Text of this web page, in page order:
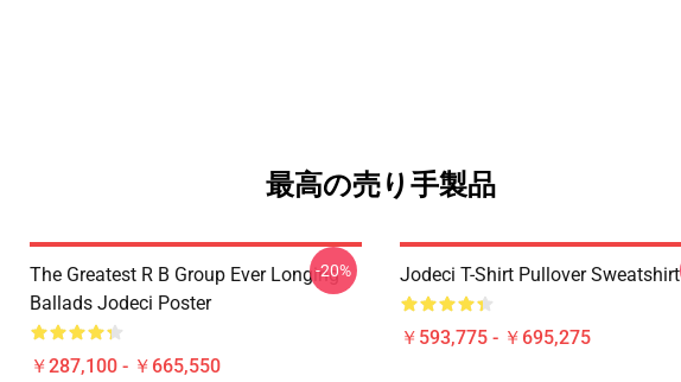
最高の売り手製品
The Greatest R B Group Ever Longing
Ballads Jodeci Poster
￥287,100 - ￥665,550
-20% Jodeci T-Shirt Pullover Sweatshirt
￥593,775 - ￥695,275